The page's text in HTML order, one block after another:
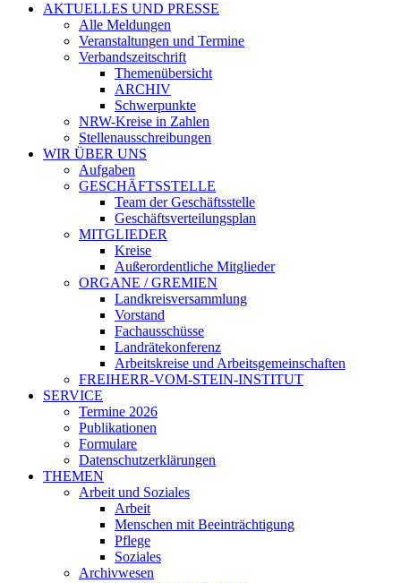
AKTUELLES UND PRESSE
Alle Meldungen
Veranstaltungen und Termine
Verbandszeitschrift
Themenübersicht
ARCHIV
Schwerpunkte
NRW-Kreise in Zahlen
Stellenausschreibungen
WIR ÜBER UNS
Aufgaben
GESCHÄFTSSTELLE
Team der Geschäftsstelle
Geschäftsverteilungsplan
MITGLIEDER
Kreise
Außerordentliche Mitglieder
ORGANE / GREMIEN
Landkreisversammlung
Vorstand
Fachausschüsse
Landrätekonferenz
Arbeitskreise und Arbeitsgemeinschaften
FREIHERR-VOM-STEIN-INSTITUT
SERVICE
Termine 2026
Publikationen
Formulare
Datenschutzerklärungen
THEMEN
Arbeit und Soziales
Arbeit
Menschen mit Beeinträchtigung
Pflege
Soziales
Archivwesen